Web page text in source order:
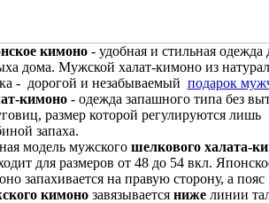
кимоно- удобная и стильная одежда
дома. Мужской халат-кимоно из
- дорогой и незабываемый подарок
кимоно- одежда запашного типа без
размер которой регулируются лишь
запаха.
модель мужского шелкового халата-
для размеров от 48 до 54 вкл.
запахивается на правую сторону, а пояс
кимонозавязывается нижелинии